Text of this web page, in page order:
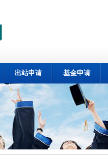
出站申请 基金申请